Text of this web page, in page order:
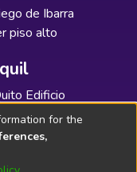
de Ibarra
piso alto
Edificio
baja
for the